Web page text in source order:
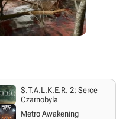
S.T.A.L.K.E.R. 2: Serce
Czarnobyla
Metro Awakening